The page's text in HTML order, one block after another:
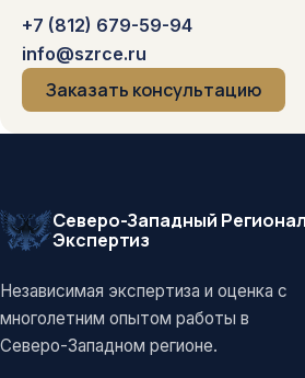
+7 (812) 679-59-94
info@szrce.ru
Заказать консультацию
Северо-Западный
Экспертиз
Независимая экспертиза и оценка с
многолетним опытом работы в
Северо-Западном регионе.